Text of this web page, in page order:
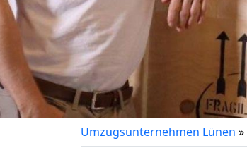
Umzugsunternehmen Lünen »